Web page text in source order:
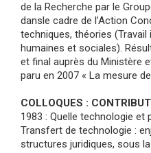
de la Recherche par le
dansle cadre de l’Action
techniques, théories
humaines et sociales).
et final auprès du Ministère
paru en 2007 « La mesure
COLLOQUES :
1983 : Quelle technologie et
Transfert de technologie :
structures juridiques, sous